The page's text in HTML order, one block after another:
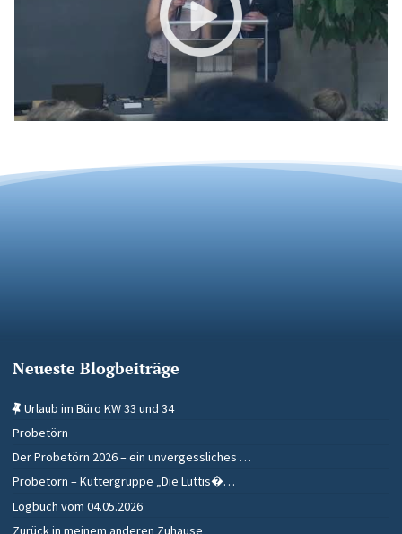
Neueste Blogbeiträge
Urlaub im Büro KW 33 und 34
Probetörn
Der Probetörn 2026 – ein unvergessliches …
Probetörn – Kuttergruppe „Die Lüttis�…
Logbuch vom 04.05.2026
Zurück in meinem anderen Zuhause